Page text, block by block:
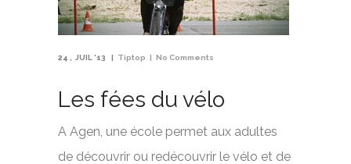
24 JUIL '13 Tiptop No Comments
Les fées du vélo
A Agen, une école permet aux adultes
de découvrir ou redécouvrir le vélo et de